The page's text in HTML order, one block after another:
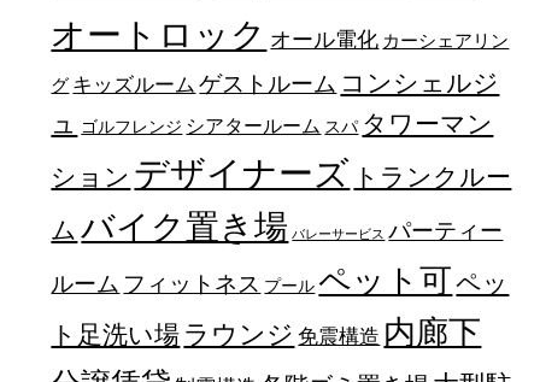
オートロック オール電化 カーシェアリン
グ キッズルーム ゲストルーム コンシェルジ
ュ
ゴルフレンジ シアタールーム スパ タワーマン
ション デザイナーズ トランクルー
ム バイク置き場 バレーサービス パーティー
ルーム フィットネス プール ペット可ペッ
ト足洗い場 ラウンジ 免震構造 内廊下